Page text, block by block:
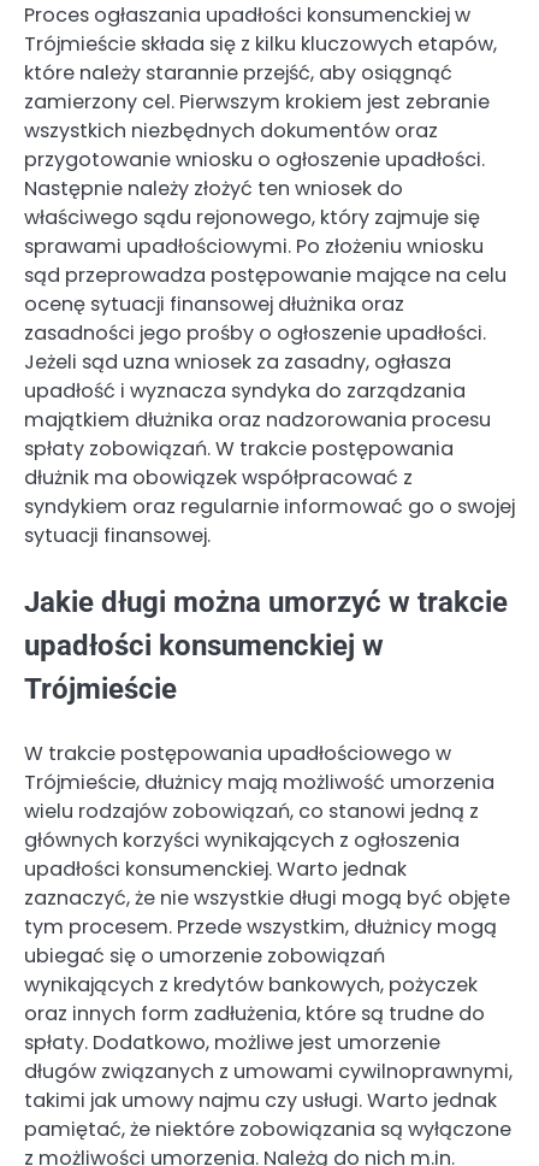
Proces ogłaszania upadłości konsumenckiej w
Trójmieście składa się z kilku kluczowych etapów,
które należy starannie przejść, aby osiągnąć
zamierzony cel. Pierwszym krokiem jest zebranie
wszystkich niezbędnych dokumentów oraz
przygotowanie wniosku o ogłoszenie upadłości.
Następnie należy złożyć ten wniosek do
właściwego sądu rejonowego, który zajmuje się
sprawami upadłościowymi. Po złożeniu wniosku
sąd przeprowadza postępowanie mające na celu
ocenę sytuacji finansowej dłużnika oraz
zasadności jego prośby o ogłoszenie upadłości.
Jeżeli sąd uzna wniosek za zasadny, ogłasza
upadłość i wyznacza syndyka do zarządzania
majątkiem dłużnika oraz nadzorowania procesu
spłaty zobowiązań. W trakcie postępowania
dłużnik ma obowiązek współpracować z
syndykiem oraz regularnie informować go o swojej
sytuacji finansowej.
Jakie długi można umorzyć w trakcie
upadłości konsumenckiej w
Trójmieście
W trakcie postępowania upadłościowego w
Trójmieście, dłużnicy mają możliwość umorzenia
wielu rodzajów zobowiązań, co stanowi jedną z
głównych korzyści wynikających z ogłoszenia
upadłości konsumenckiej. Warto jednak
zaznaczyć, że nie wszystkie długi mogą być objęte
tym procesem. Przede wszystkim, dłużnicy mogą
ubiegać się o umorzenie zobowiązań
wynikających z kredytów bankowych, pożyczek
oraz innych form zadłużenia, które są trudne do
spłaty. Dodatkowo, możliwe jest umorzenie
długów związanych z umowami cywilnoprawnymi,
takimi jak umowy najmu czy usługi. Warto jednak
pamiętać, że niektóre zobowiązania są wyłączone
z możliwości umorzenia. Należą do nich m.in.